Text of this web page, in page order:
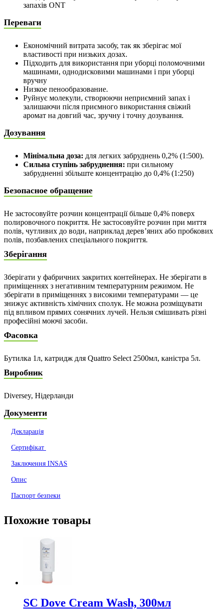
запахів ONT
Переваги
Економічний витрата засобу, так як зберігає мої
властивості при низьких дозах.
Підходить для використання при уборці поломочними
машинами, однодисковими машинами і при уборці
вручну
Низкое пенообразование.
Руйнує молекули, створюючи неприємний запах і
залишаючи після приємного використання свіжий
аромат на довгий час, зручну і точну дозування.
Дозування
Мінімальна доза: для легких забруднень 0,2% (1:500).
Сильна ступінь забруднення: при сильному
забрудненні збільште концентрацію до 0,4% (1:250)
Безопасное обращение
Не застосовуйте розчин концентрації більше 0,4% поверх
полировочного покриття. Не застосовуйте розчин при миття
полів, чутливих до води, наприклад дерев’яних або пробкових
полів, позбавлених спеціального покриття.
Зберігання
Зберігати у фабричних закритих контейнерах. Не зберігати в
приміщеннях з негативним температурним режимом. Не
зберігати в приміщеннях з високими температурами — це
знижує активність хімічних сполук. Не можна розміщувати
під впливом прямих сонячних лучей. Нельзя смішивать різні
професійні моючі засоби.
Фасовка
Бутилка 1л, катридж для Quattro Select 2500мл, каністра 5л.
Виробник
Diversey, Нідерланди
Документи
Декларація
Сертифікат
Заключення INSAS
Опис
Паспорт безпеки
Похожие товары
SC Dove Cream Wash, 300мл